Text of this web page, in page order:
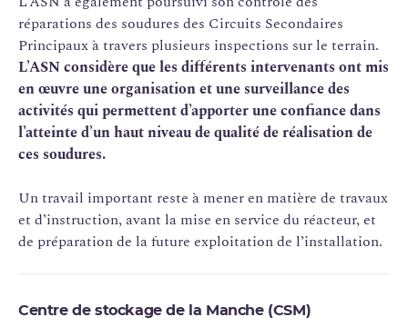
réparations des soudures des Circuits Secondaires
Principaux à travers plusieurs inspections sur le terrain.
L’ASN considère que les différents intervenants ont mis
en œuvre une organisation et une surveillance des
activités qui permettent d’apporter une confiance dans
l’atteinte d’un haut niveau de qualité de réalisation de
ces soudures.
Un travail important reste à mener en matière de travaux
et d’instruction, avant la mise en service du réacteur, et
de préparation de la future exploitation de l’installation.
Centre de stockage de la Manche (CSM)